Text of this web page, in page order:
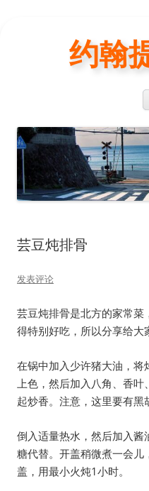
约翰
芸豆炖排骨
发表评论
芸豆炖排骨是北方的家常
得特别好吃，所以分享给大
在锅中加入少许猪大油，
上色，然后加入八角、香
起炒香。注意，这里要有黑
倒入适量热水，然后加入
糖代替。开盖稍微煮一会
盖，用最小火炖1小时。